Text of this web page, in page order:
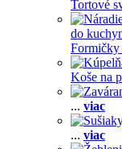
Tortové
do
Formičky
Koše na
... viac
... viac